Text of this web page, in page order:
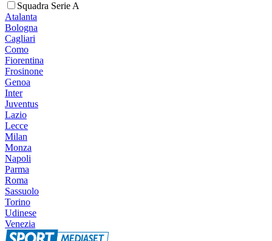
Squadra Serie A
Atalanta
Bologna
Cagliari
Como
Fiorentina
Frosinone
Genoa
Inter
Juventus
Lazio
Lecce
Milan
Monza
Napoli
Parma
Roma
Sassuolo
Torino
Udinese
Venezia